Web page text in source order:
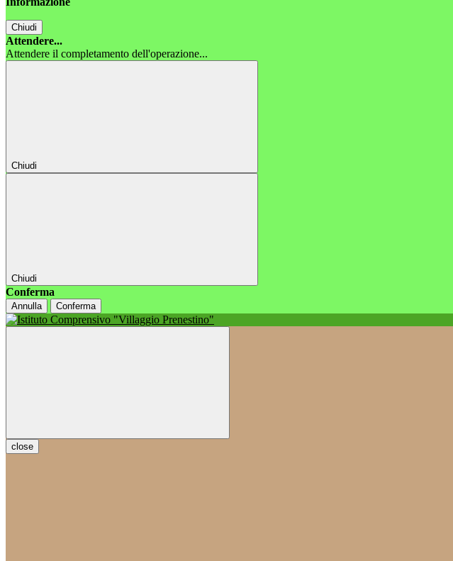
Chiudi
Attendere...
Attendere il completamento dell'operazione...
Chiudi
Chiudi
Conferma
Annulla Conferma
close